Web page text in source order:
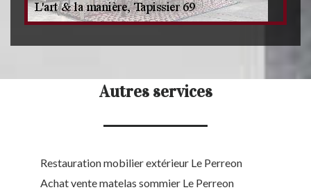
Autres services
Restauration mobilier extérieur Le Perreon
Achat vente matelas sommier Le Perreon